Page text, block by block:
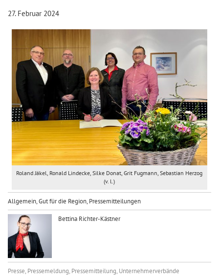
27. Februar 2024
Roland Jäkel, Ronald Lindecke, Silke Donat, Grit Fugmann, Sebastian Herzog
(v. l.)
Allgemein,Gut für die Region, Pressemitteilungen
Bettina Richter-Kästner
Presse, Pressemeldung, Pressemitteilung, Unternehmerverbände